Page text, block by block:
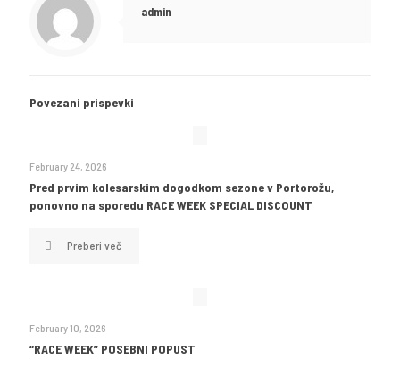
admin
Povezani prispevki
February 24, 2026
Pred prvim kolesarskim dogodkom sezone v Portorožu,
ponovno na sporedu RACE WEEK SPECIAL DISCOUNT
Preberi več
February 10, 2026
“RACE WEEK” POSEBNI POPUST